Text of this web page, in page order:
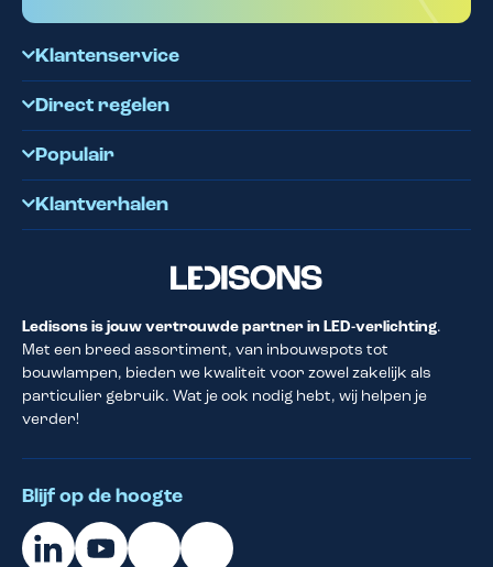
Ledisons is jouw vertrouwde partner in LED-verlichting.
Met een breed assortiment, van inbouwspots tot
bouwlampen, bieden we kwaliteit voor zowel zakelijk als
particulier gebruik. Wat je ook nodig hebt, wij helpen je
verder!
Blijf op de hoogte
Klantenservice
Direct regelen
Populair
Klantverhalen